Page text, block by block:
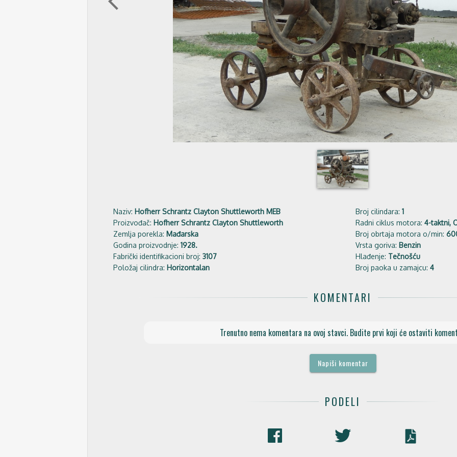
Naziv: Hofherr Schrantz Clayton Shuttleworth MEB
Proizvođač: Hofherr Schrantz Clayton Shuttleworth
Zemlja porekla: Mađarska
Godina proizvodnje: 1928.
Fabrički identifikacioni broj: 3107
Položaj cilindra: Horizontalan
Broj cilindara: 1
Radni ciklus motora: 4-taktni,
Broj obrtaja motora o/min:
Vrsta goriva: Benzin
Hlađenje: Tečnošću
Broj paoka u zamajcu: 4
KOMENTARI
Trenutno nema komentara na ovoj stavci. Budite prvi koji će ostaviti
Napiši komentar
PODELI